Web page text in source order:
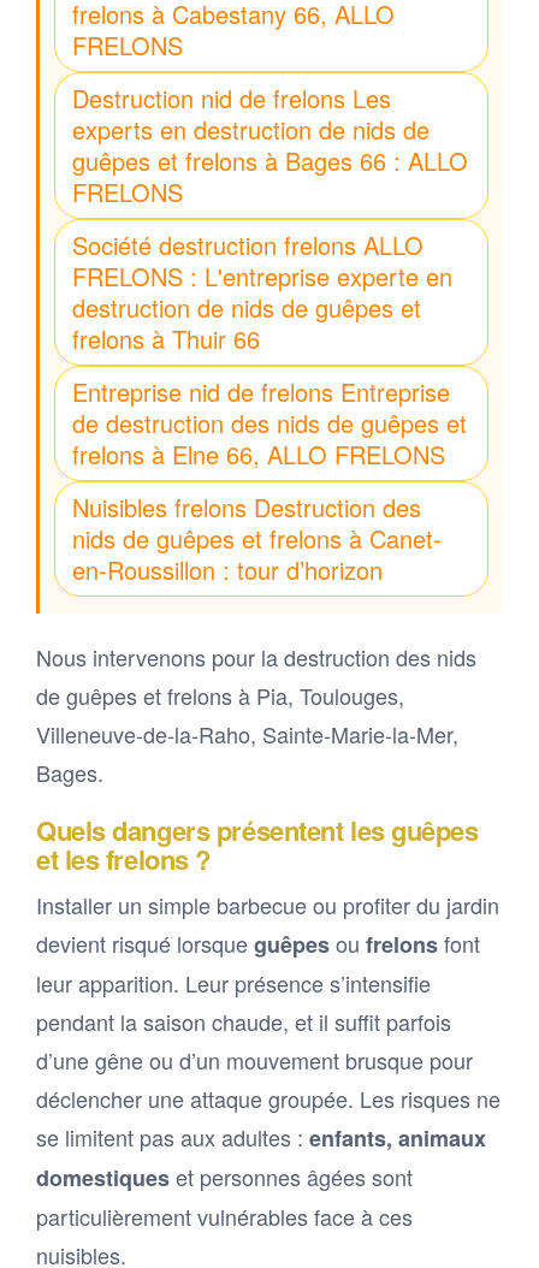
frelons à Cabestany 66, ALLO
FRELONS
Destruction nid de frelons Les
experts en destruction de nids de
guêpes et frelons à Bages 66 : ALLO
FRELONS
Société destruction frelons ALLO
FRELONS : L'entreprise experte en
destruction de nids de guêpes et
frelons à Thuir 66
Entreprise nid de frelons Entreprise
de destruction des nids de guêpes et
frelons à Elne 66, ALLO FRELONS
Nuisibles frelons Destruction des
nids de guêpes et frelons à Canet-
en-Roussillon : tour d’horizon
Nous intervenons pour la destruction des nids
de guêpes et frelons à Pia, Toulouges,
Villeneuve-de-la-Raho, Sainte-Marie-la-Mer,
Bages.
Quels dangers présentent les guêpes
et les frelons ?
Installer un simple barbecue ou profiter du jardin
devient risqué lorsqueguêpesou frelonsfont
leur apparition. Leur présence s’intensifie
pendant la saison chaude, et il suffit parfois
d’une gêne ou d’un mouvement brusque pour
déclencher une attaque groupée. Les risques ne
se limitent pas aux adultes : enfants, animaux
domestiqueset personnes âgées sont
particulièrement vulnérables face à ces
nuisibles.